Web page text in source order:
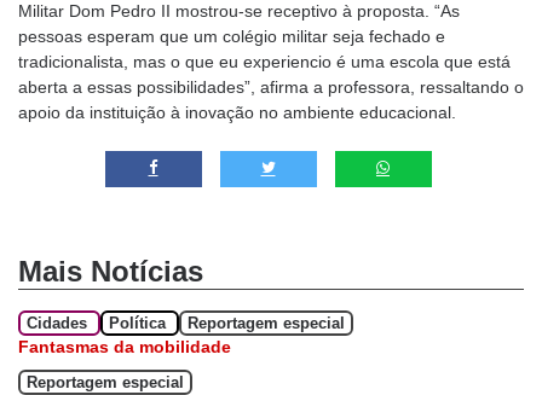
Militar Dom Pedro II mostrou-se receptivo à proposta. “As
pessoas esperam que um colégio militar seja fechado e
tradicionalista, mas o que eu experiencio é uma escola que está
aberta a essas possibilidades”, afirma a professora, ressaltando o
apoio da instituição à inovação no ambiente educacional.
Mais Notícias
Cidades Política Reportagem especial
Fantasmas da mobilidade
Reportagem especial